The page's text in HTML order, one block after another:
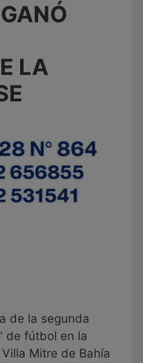
LA
de la segunda
de fútbol en la
Mitre de Bahía